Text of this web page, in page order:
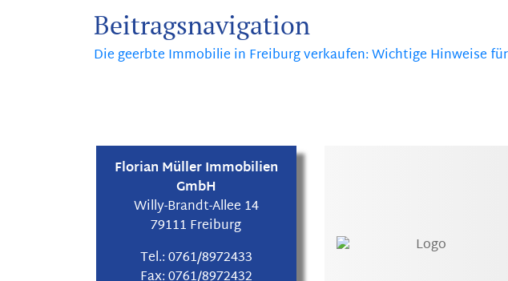
Beitragsnavigation
Die geerbte Immobilie in Freiburg verkaufen: Wichtige Hinweise
Florian Müller Immobilien
GmbH
Willy-Brandt-Allee 14
79111 Freiburg
Tel.:0761/8972433